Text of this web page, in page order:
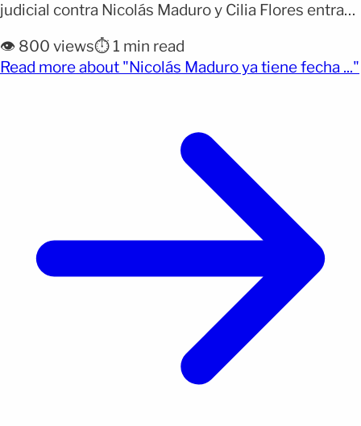
judicial contra Nicolás Maduro y Cilia Flores entra
por parte de la justicia estadounidense. El juez
federal Alvin Hellerstein anunció que el juicio
👁️ 800 views⏱️ 1 min read
Read more about "Nicolás Maduro ya tiene fecha ..."